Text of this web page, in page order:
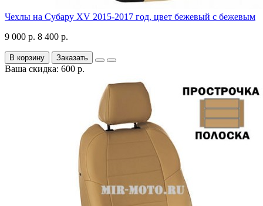
Чехлы на Субару XV 2015-2017 год, цвет бежевый с бежевым
9 000 р. 8 400 р.
В корзину Заказать
Ваша скидка: 600 р.